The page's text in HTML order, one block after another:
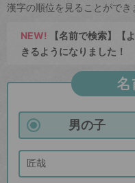
漢字の順位を見ることができ
NEW! 【名前で検索】【
きるようになりました！
名
男の子